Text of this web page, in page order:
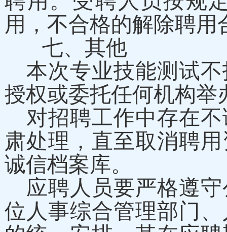
用，不合格的解除聘用
七、 其他
本次专业技能测试
授权或委托任何机构举
对招聘工作中存在
肃处理，直至取消聘
诚信档案库。
应聘人员要严格遵
位人事综合管理部门